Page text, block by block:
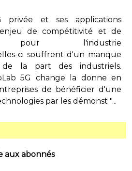
et ses applications
de compétitivité et de
pour l'industrie
ci souffrent d'un manque
de la part des industriels.
5G change la donne en
de bénéficier d'une
par les démonst "...
aux abonnés